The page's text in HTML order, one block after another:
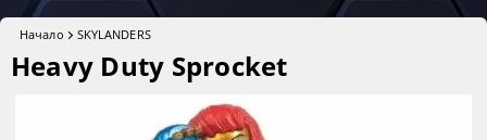
Начало SKYLANDERS
Heavy Duty Sprocket